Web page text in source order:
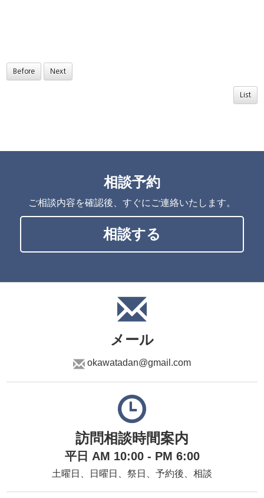
Before Next
List
相談予約
ご相談内容を確認後、すぐにご連絡いたします。
相談する
メール
okawatadan@gmail.com
訪問相談時間案内
平日 AM 10:00 - PM 6:00
土曜日、日曜日、祭日、予約後、相談